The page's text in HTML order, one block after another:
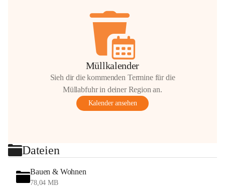
Müllkalender
Sieh dir die kommenden Termine für die
Müllabfuhr in deiner Region an.
Kalender ansehen
Dateien
Bauen & Wohnen
78,04 MB